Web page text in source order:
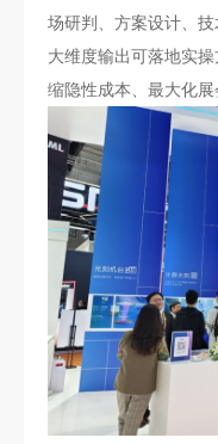
场研判、方案设计、
大维度输出可落地实
缩隐性成本、最大化展